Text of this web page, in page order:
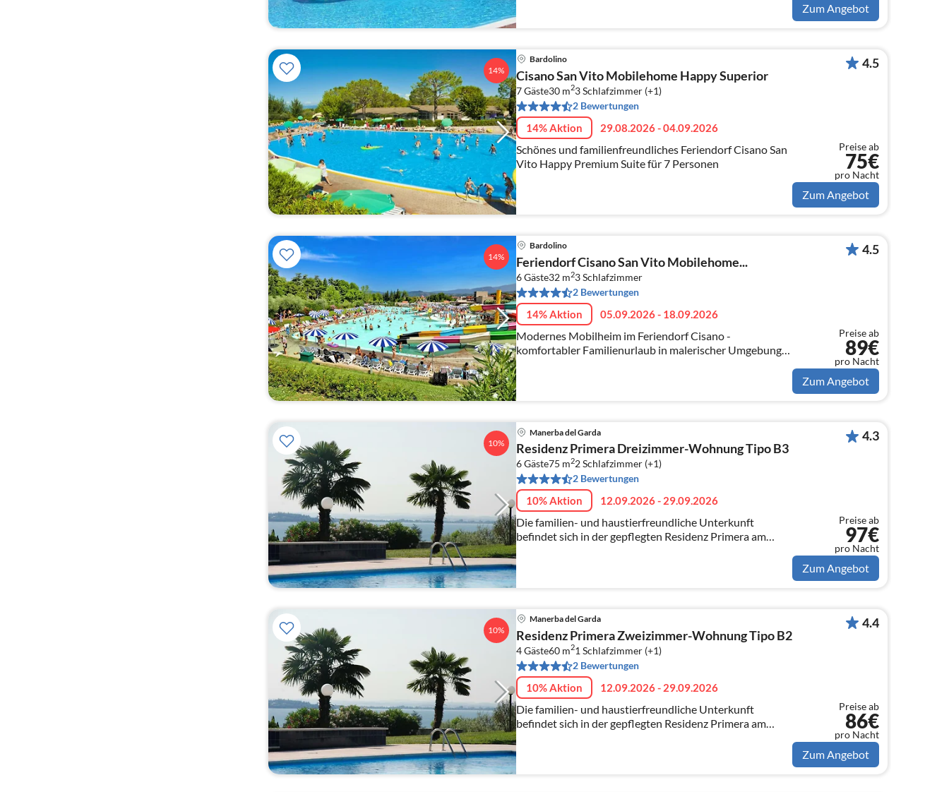
Zum Angebot
14%
Bardolino
Cisano San Vito Mobilehome Happy Superior
7 Gäste30 m23Schlafzimmer (+1)
2 Bewertungen
14% Aktion 29.08.2026 - 04.09.2026
Schönes und familienfreundliches Feriendorf Cisano San
Vito Happy Premium Suite für 7 Personen
4.5
Preise ab
75€
pro Nacht
Zum Angebot
14%
Bardolino
Feriendorf Cisano San Vito Mobilehome...
6 Gäste32 m23Schlafzimmer
2 Bewertungen
14% Aktion 05.09.2026 - 18.09.2026
Modernes Mobilheim im Feriendorf Cisano -
komfortabler Familienurlaub in malerischer Umgebung
am Gardasee.
4.5
Preise ab
89€
pro Nacht
Zum Angebot
10%
Manerba del Garda
Residenz Primera Dreizimmer-Wohnung Tipo B3
6 Gäste75 m22Schlafzimmer (+1)
2 Bewertungen
10% Aktion 12.09.2026 - 29.09.2026
Die familien- und haustierfreundliche Unterkunft
befindet sich in der gepflegten Residenz Primera am
westlichen Ufer des Gardasees im schönen Ort Moniga
del Garda.
4.3
Preise ab
97€
pro Nacht
Zum Angebot
10%
Manerba del Garda
Residenz Primera Zweizimmer-Wohnung Tipo B2
4 Gäste60 m21 Schlafzimmer (+1)
2 Bewertungen
10% Aktion 12.09.2026 - 29.09.2026
Die familien- und haustierfreundliche Unterkunft
befindet sich in der gepflegten Residenz Primera am
westlichen Ufer des Gardasees im schönen Ort Moniga
del Garda.
4.4
Preise ab
86€
pro Nacht
Zum Angebot